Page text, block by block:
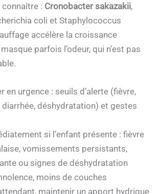
: Cronobacter sakazakii,
coli et Staphylococcus
accélère la croissance
parfois l’odeur, qui n’est pas
en urgence : seuils d’alerte (fièvre,
déshydratation) et gestes
si l’enfant présente : fièvre
vomissements persistants,
ou signes de déshydratation
moins de couches
maintenir un apport hydrique